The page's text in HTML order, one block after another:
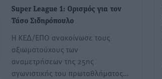
Super League 1: Ορισμός για τον
Τάσο Σιδηρόπουλο
Η ΚΕΔ/ΕΠΟ ανακοίνωσε τους
αξιωματούχους των
αναμετρήσεων της 25ης
αγωνιστικής του πρωταθλήματος…